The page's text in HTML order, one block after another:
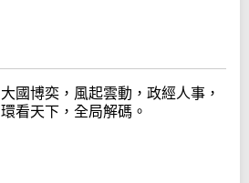
大國博奕，風起雲動，政經人事，
環看天下，全局解碼。